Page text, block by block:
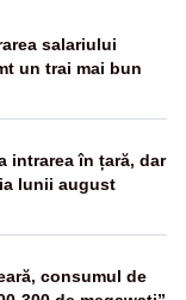
salariului
un trai mai bun
intrarea în țară, dar
lunii august
consumul de